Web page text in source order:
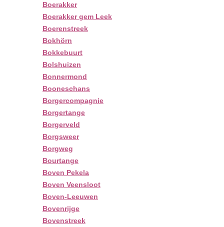
Boerakker
Boerakker gem Leek
Boerenstreek
Bokhörn
Bokkebuurt
Bolshuizen
Bonnermond
Booneschans
Borgercompagnie
Borgertange
Borgerveld
Borgsweer
Borgweg
Bourtange
Boven Pekela
Boven Veensloot
Boven-Leeuwen
Bovenrijge
Bovenstreek